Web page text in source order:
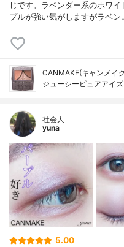
じです。ラベンダー系のホワ
プルが強い気がしますがラベン
CANMAKE(キャンメイ
ジューシーピュアアイズ
社会人
yuna
5.00